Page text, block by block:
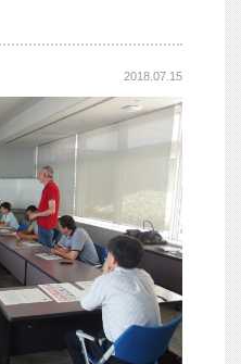
2018.07.15